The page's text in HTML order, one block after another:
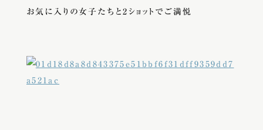
お気に入りの女子たちと2ショットでご満悦